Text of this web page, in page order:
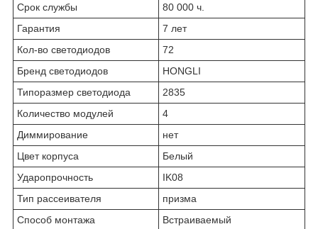
Срок службы
80 000 ч.
Гарантия
7 лет
Кол-во светодиодов
72
Бренд светодиодов
HONGLI
Типоразмер светодиода
2835
Количество модулей
4
Диммирование
нет
Цвет корпуса
Белый
Ударопрочность
IK08
Тип рассеивателя
призма
Способ монтажа
Встраиваемый